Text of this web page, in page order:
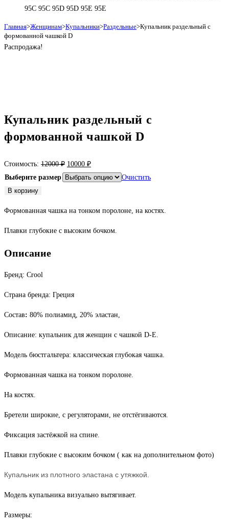
95C 95C 95D 95D 95E 95E
Главная>Женщинам>Купальники>Раздельные>Купальник раздельный с
формованной чашкой D
Распродажа!
Купальник раздельный с
формованной чашкой D
Стоимость: 12000₽ Первоначальная
цена
10000 ₽Текущая
цена:
Выберите размер
Очистить
Количество
Купальник
раздельный
формованной
D
В корзину
Формованная чашка на тонком поролоне, на костях.
Плавки глубокие с высоким бочком.
Описание
Бренд: Crool
Страна бренда: Греция
Состав: 80% полиамид, 20% эластан,
Описание: купальник для женщин с чашкой D-Е.
Модель бюстгальтера: классическая глубокая чашка.
Формованная чашка на тонком поролоне.
На костях.
Бретели широкие, с регуляторами, не отстёгиваются.
Фиксация застёжкой на спине.
Плавки глубокие с высоким бочком ( как на дополнительном фото)
Купальник из плотного эластана с утяжкой.
Модель купальника визуально вытягивает.
Размеры: